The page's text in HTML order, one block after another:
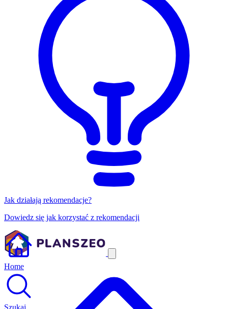
Jak działają rekomendacje?
Dowiedz się jak korzystać z rekomendacji
Home
Szukaj